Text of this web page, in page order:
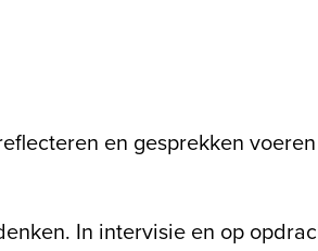
en gesprekken
In intervisie en op